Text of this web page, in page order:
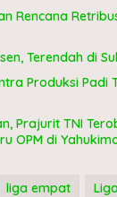
Rencana
Terendah di
Produksi Padi
Prajurit TNI
OPM di
liga empat